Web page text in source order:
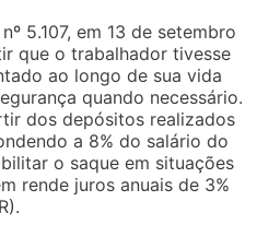
5.107, em 13 de setembro
que o trabalhador tivesse
ao longo de sua vida
quando necessário.
dos depósitos realizados
a 8% do salário do
o saque em situações
rende juros anuais de 3%